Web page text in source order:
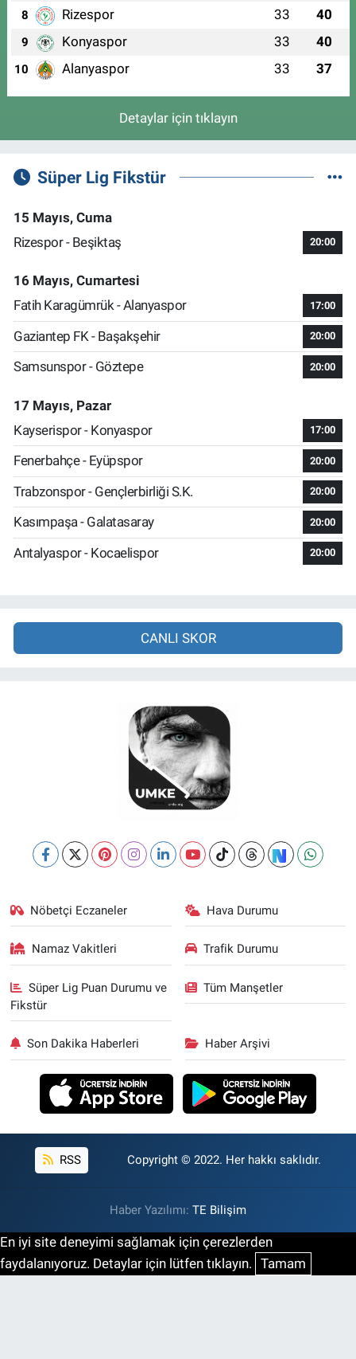
8 Rizespor 33 40
9 Konyaspor 33 40
10 Alanyaspor 33 37
Detaylar için tıklayın
Süper Lig Fikstür
15 Mayıs, Cuma
Rizespor - Beşiktaş
20:00
16 Mayıs, Cumartesi
Fatih Karagümrük - Alanyaspor
17:00
Gaziantep FK - Başakşehir 20:00
Samsunspor - Göztepe 20:00
17 Mayıs, Pazar
Kayserispor - Konyaspor
17:00
Fenerbahçe - Eyüpspor 20:00
Trabzonspor - Gençlerbirliği S.K. 20:00
Kasımpaşa - Galatasaray 20:00
Antalyaspor - Kocaelispor 20:00
CANLI SKOR
Nöbetçi Eczaneler Hava Durumu
Namaz Vakitleri Trafik Durumu
Süper Lig Puan Durumu ve
Fikstür
Tüm Manşetler
Son Dakika Haberleri Haber Arşivi
RSS Copyright © 2022. Her hakkı saklıdır.
Haber Yazılımı: TE Bilişim
En iyi site deneyimi sağlamak için çerezlerden
faydalanıyoruz. Detaylar için lütfen tıklayın. Tamam